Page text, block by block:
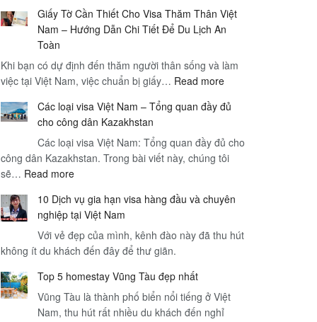
Hạn
Visa
Nam
và
Vụ
Bay
–
Toàn
cho
Tế
Giấy Tờ Cần Thiết Cho Visa Thăm Thân Việt
Nam – Hướng Dẫn Chi Tiết Để Du Lịch An
Toàn
Khi bạn có dự định đến thăm người thân sống và làm
việc tại Việt Nam, việc chuẩn bị giấy… Read more:
Tờ
Thiết
Cho
Thân
Nam
Chi
Tiết
Các loại visa Việt Nam – Tổng quan đầy đủ
cho công dân Kazakhstan
Các loại visa Việt Nam: Tổng quan đầy đủ cho
công dân Kazakhstan. Trong bài viết này, chúng tôi
sẽ… Read more:
loại
visa
Việt
Nam
Tổng
quan
đầy
10 Dịch vụ gia hạn visa hàng đầu và chuyên
nghiệp tại Việt Nam
Với vẻ đẹp của mình, kênh đào này đã thu hút
không ít du khách đến đây để thư giãn.
Top 5 homestay Vũng Tàu đẹp nhất
Vũng Tàu là thành phố biển nổi tiếng ở Việt
Nam, thu hút rất nhiều du khách đến nghỉ